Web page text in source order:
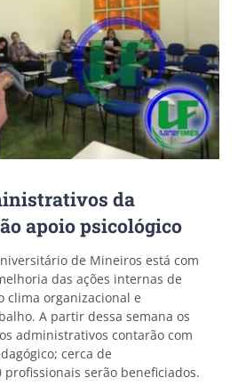
da
apoio psicológico
de Mineiros está com
das ações internas de
clima organizacional e
A partir dessa semana os
administrativos contarão com
cerca de
serão beneficiados.